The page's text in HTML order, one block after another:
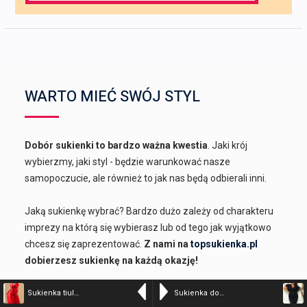
Sukienka tiulowa długa wyjątkowa MANUELA czerwona promocja Sukienka dopasowana kopertowy dekolt odcięcie w talii ozdobne rękawki AISZA granatowa
WARTO MIEĆ SWÓJ STYL
Dobór sukienki to bardzo ważna kwestia . Jaki krój
wybierzmy, jaki styl - będzie warunkować nasze
samopoczucie, ale również to jak nas będą odbierali inni.
Jaką sukienkę wybrać? Bardzo dużo zależy od charakteru
imprezy na którą się wybierasz lub od tego jak wyjątkowo
chcesz się zaprezentować. Z nami natopsukienka.pl
dobierzesz sukienkę na każdą okazję!
WYBÓR SUKIENKI NIE JEST ŁATWY?